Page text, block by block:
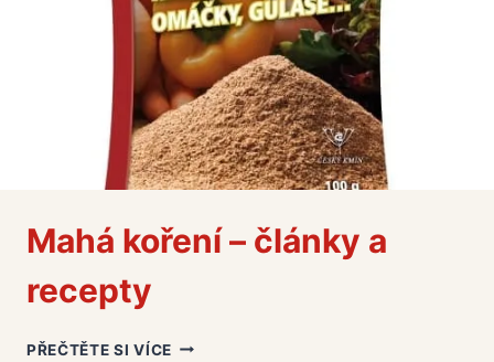
Mahá koření – články a
recepty
PŘEČTĚTE SI VÍCEMAHÁ